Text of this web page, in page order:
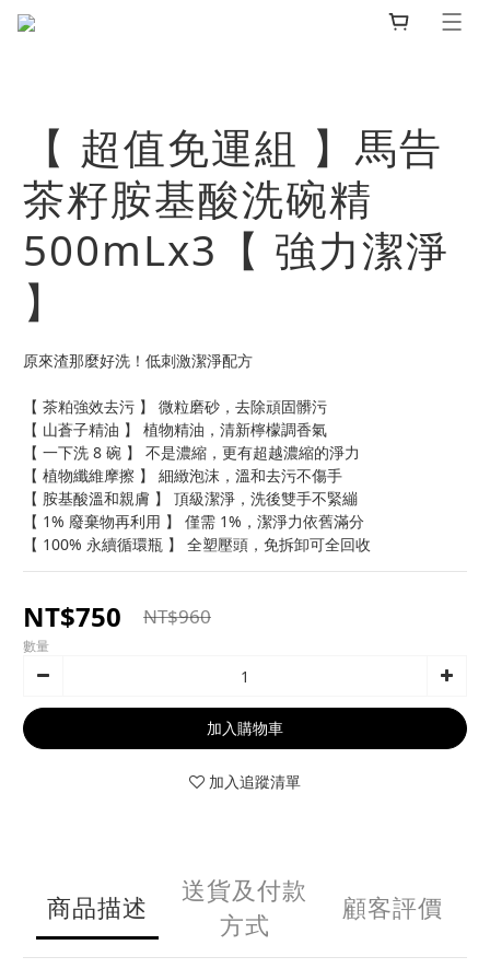
【 超值免運組 】馬告
茶籽胺基酸洗碗精
500mLx3【 強力潔淨
】
原來渣那麼好洗！低刺激潔淨配方
【 茶粕強效去污 】 微粒磨砂，去除頑固髒污
【 山蒼子精油 】 植物精油，清新檸檬調香氣
【 一下洗 8 碗 】 不是濃縮，更有超越濃縮的淨力
【 植物纖維摩擦 】 細緻泡沫，溫和去污不傷手
【 胺基酸溫和親膚 】 頂級潔淨，洗後雙手不緊繃
【 1% 廢棄物再利用 】 僅需 1%，潔淨力依舊滿分
【 100% 永續循環瓶 】 全塑壓頭，免拆卸可全回收
NT$750 NT$960
數量
加入購物車
加入追蹤清單
商品描述
送貨及付款
方式
顧客評價